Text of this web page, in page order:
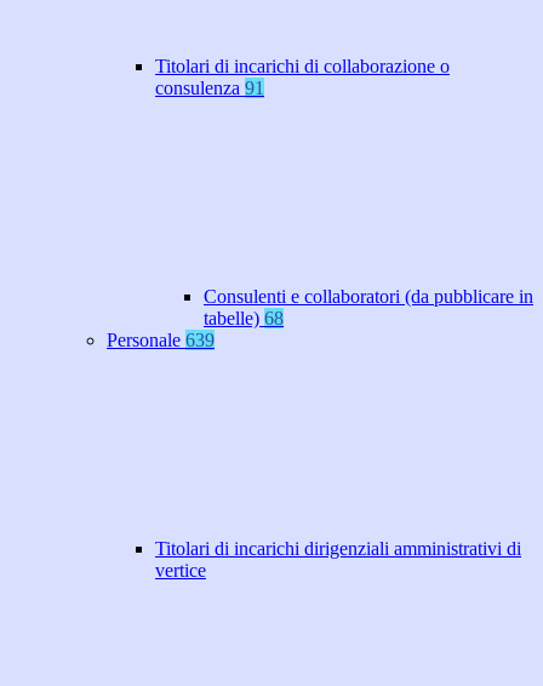
Titolari di incarichi di collaborazione o
consulenza 91
Consulenti e collaboratori (da pubblicare in
tabelle) 68
Personale 639
Titolari di incarichi dirigenziali amministrativi di
vertice